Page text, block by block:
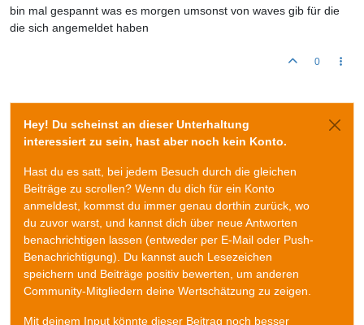
bin mal gespannt was es morgen umsonst von waves gib für die
die sich angemeldet haben
0
Hey! Du scheinst an dieser Unterhaltung
interessiert zu sein, hast aber noch kein Konto.
Hast du es satt, bei jedem Besuch durch die gleichen
Beiträge zu scrollen? Wenn du dich für ein Konto
anmeldest, kommst du immer genau dorthin zurück, wo
du zuvor warst, und kannst dich über neue Antworten
benachrichtigen lassen (entweder per E-Mail oder Push-
Benachrichtigung). Du kannst auch Lesezeichen
speichern und Beiträge positiv bewerten, um anderen
Community-Mitgliedern deine Wertschätzung zu zeigen.
Mit deinem Input könnte dieser Beitrag noch besser